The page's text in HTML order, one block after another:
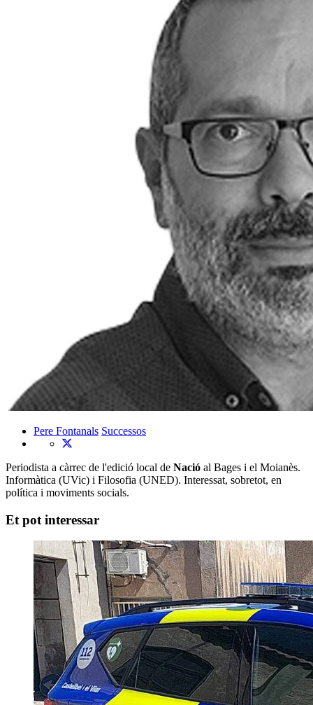
Pere Fontanals Successos
Periodista a càrrec de l'edició local de Nació al Bages i el Moianès.
Informàtica (UVic) i Filosofia (UNED). Interessat, sobretot, en
política i moviments socials.
Et pot interessar